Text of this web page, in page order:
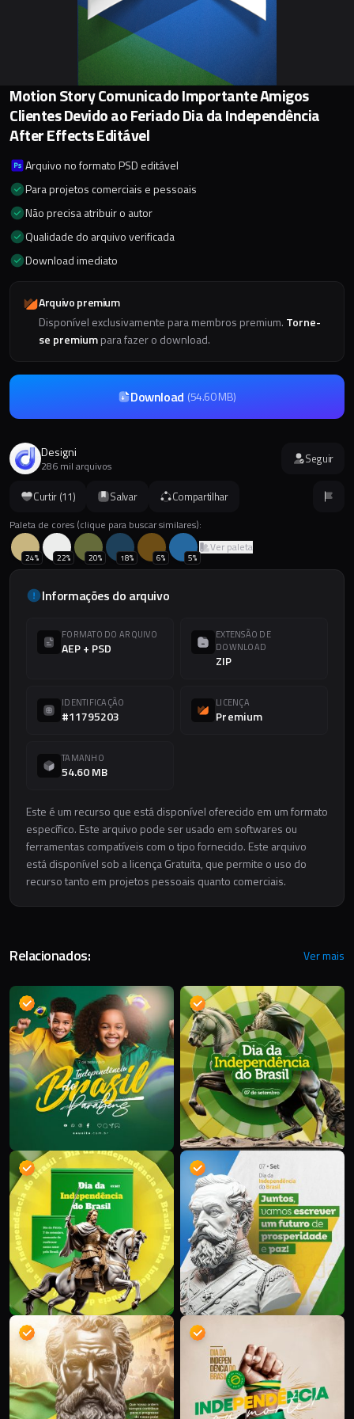
Curtir (11) Salvar Compartilhar
Paleta de cores (clique para buscar similares):
24% 22% 20% 18% 6% 5%
Ver paleta
Informações do arquivo
FORMATO DO ARQUIVO
AEP + PSD
EXTENSÃO DE
DOWNLOAD
ZIP
IDENTIFICAÇÃO
#11795203
LICENÇA
Premium
TAMANHO
54.60 MB
Este é um recurso que está disponível oferecido em um formato
específico. Este arquivo pode ser usado em softwares ou
ferramentas compatíveis com o tipo fornecido. Este arquivo
está disponível sob a licença Gratuita, que permite o uso do
recurso tanto em projetos pessoais quanto comerciais.
Motion Story Comunicado Importante Amigos
Clientes Devido ao Feriado Dia da Independência
After Effects Editável
Arquivo no formato PSD editável
Para projetos comerciais e pessoais
Não precisa atribuir o autor
Qualidade do arquivo verificada
Download imediato
Arquivo premium
Disponível exclusivamente para membros premium. Torne-
se premiumpara fazer o download.
Download (54.60 MB)
Designi
286 mil arquivos Seguir
Relacionados: Ver mais